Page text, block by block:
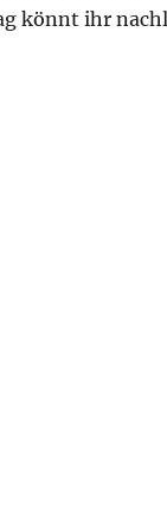
könnt ihr
2023 – Die